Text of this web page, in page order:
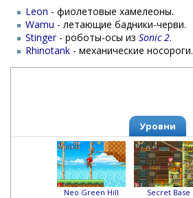
Leon - фиолетовые хамелеоны.
Wamu - летающие бадники-черви.
Stinger- роботы-осы изSonic 2.
Rhinotank - механические носороги.
Уровни
Neo Green Hill Secret Base